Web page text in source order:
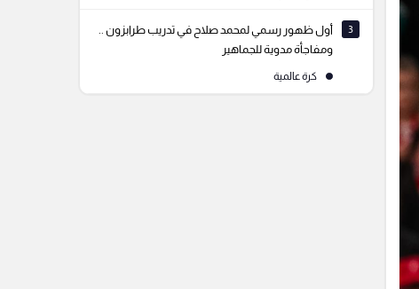
3
أول ظهور رسمي لمحمد صلاح في تدريب طرابزون ..
ومفاجأة مدوية للجماهير
كرة عالمية